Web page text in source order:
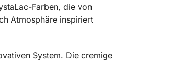
Farben, die von
Atmosphäre inspiriert
System. Die cremige